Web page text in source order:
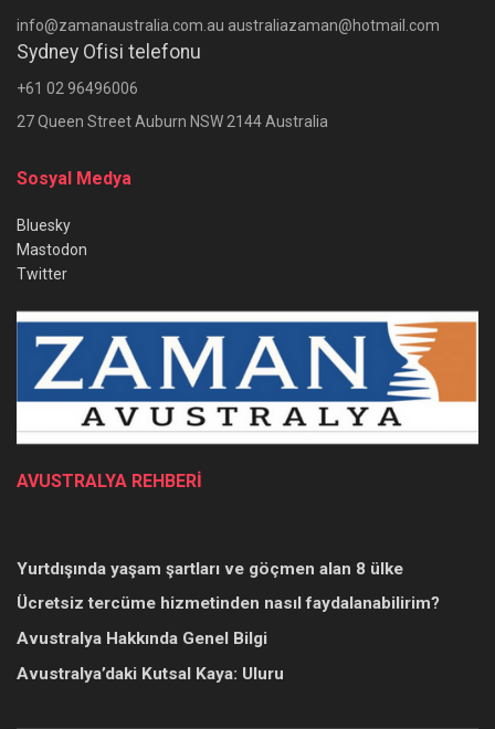
info@zamanaustralia.com.au australiazaman@hotmail.com
Sydney Ofisi telefonu
+61 02 96496006
27 Queen Street Auburn NSW 2144 Australia
Sosyal Medya
Bluesky
Mastodon
Twitter
AVUSTRALYA REHBERİ
Yurtdışında yaşam şartları ve göçmen alan 8 ülke
Ücretsiz tercüme hizmetinden nasıl faydalanabilirim?
Avustralya Hakkında Genel Bilgi
Avustralya’daki Kutsal Kaya: Uluru